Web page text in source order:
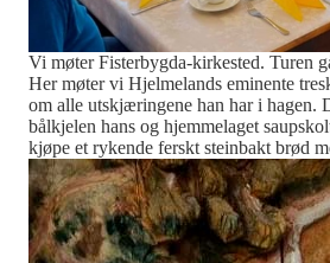
Vi møter Fisterbygda-kirkested. Turen
Her møter vi Hjelmelands eminente
om alle utskjæringene han har i hagen.
bålkjelen hans og hjemmelaget
kjøpe et rykende ferskt steinbakt brød